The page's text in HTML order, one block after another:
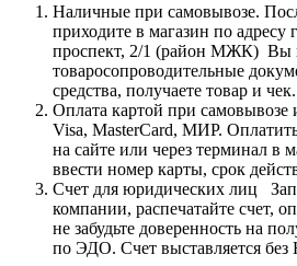
Наличные при самовывозе.
приходите в магазин по адресу
проспект, 2/1 (район МЖК) Вы
товаросопроводительные
средства, получаете товар и чек.
Оплата картой при самовывозе
Visa, MasterCard, МИР.
на сайте или через терминал в
ввести номер карты, срок
Счет для юридических лиц
компании, распечатайте счет,
не забудьте доверенность на
по ЭДО. Счет выставляется